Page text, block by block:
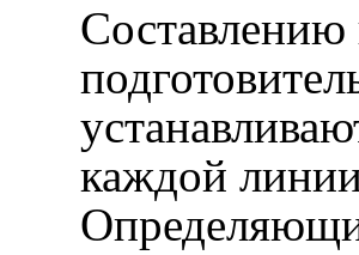
Составлению
каждой